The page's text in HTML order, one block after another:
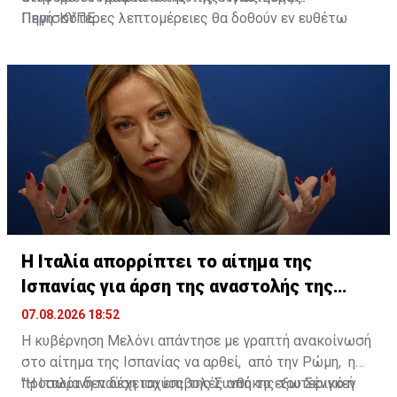
Περισσότερες λεπτομέρειες θα δοθούν εν ευθέτω
Πηγή: ΚΥΠΕ
Η Ιταλία απορρίπτει το αίτημα της
Ισπανίας για άρση της αναστολής της
Σένγκεν
07.08.2026 18:52
Η κυβέρνηση Μελόνι απάντησε με γραπτή ανακοίνωσή
στο αίτημα της Ισπανίας να αρθεί, από την Ρώμη, η
προσωρινή παύση ισχύος της Συνθήκης του Σένγκεν
"Η Ιταλία δεν δέχεται επιβολές από το εξωτερικό ή